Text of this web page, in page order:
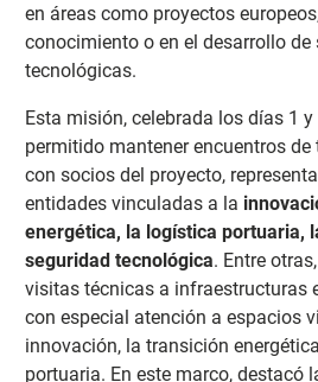
en áreas como proyectos
conocimiento o en el desarrollo de
tecnológicas.
Esta misión, celebrada los días 1
permitido mantener encuentros
con socios del proyecto,
entidades vinculadas a la
energética, la logística portuaria,
seguridad tecnológica. Entre
visitas técnicas a infraestructuras
con especial atención a espacios
innovación, la transición
portuaria. En este marco, destacó